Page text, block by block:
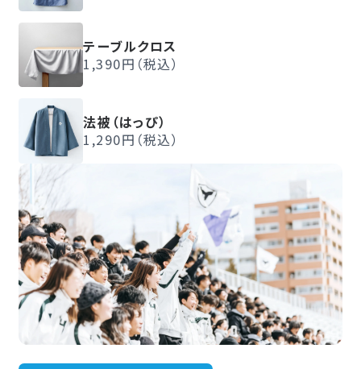
テーブルクロス
1,390円（税込）
法被（はっぴ）
1,290円（税込）